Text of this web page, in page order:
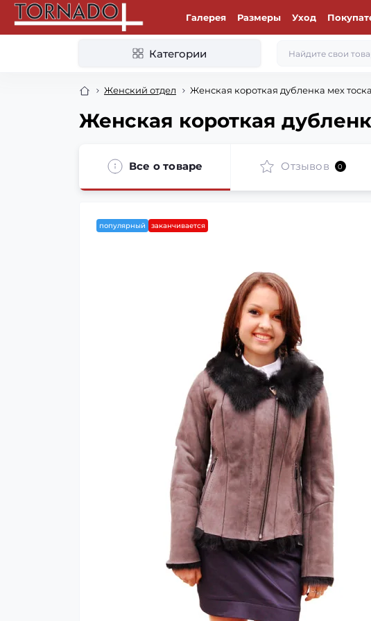
Галерея Размеры Уход
Категории
Женский отдел Женская короткая дубленка мех
Женская короткая
Все о товаре Отзывов 0
популярный заканчивается